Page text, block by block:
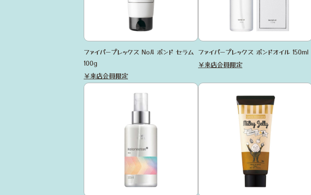
ファイバープレックス No.4 ボンド セラム
100g
￥来店会員限定
ファイバープレックス ボンドオイル 150ml
￥来店会員限定